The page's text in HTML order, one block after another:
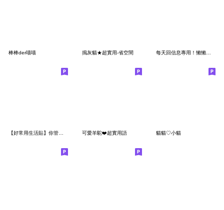
棒棒der喵喵 搗灰貓★超實用-省空間 每天回信息專用！懶懶貓 7TW
可愛羊駝❤️超實用語 貓貓♡小貓